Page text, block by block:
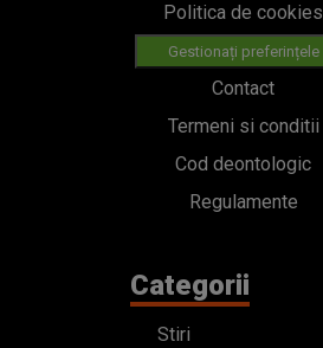
Politica de cookies
Gestionați preferințele
Contact
Termeni si conditii
Cod deontologic
Regulamente
Categorii
Stiri